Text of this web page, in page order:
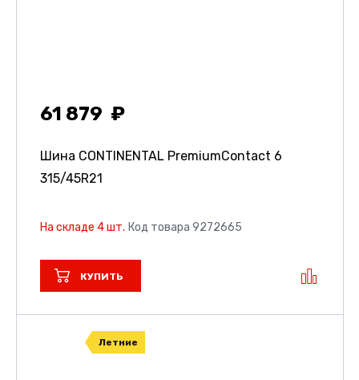
61 879
Шина CONTINENTAL PremiumContact 6
315/45R21
На складе 4 шт. Код товара 9272665
КУПИТЬ
Летние